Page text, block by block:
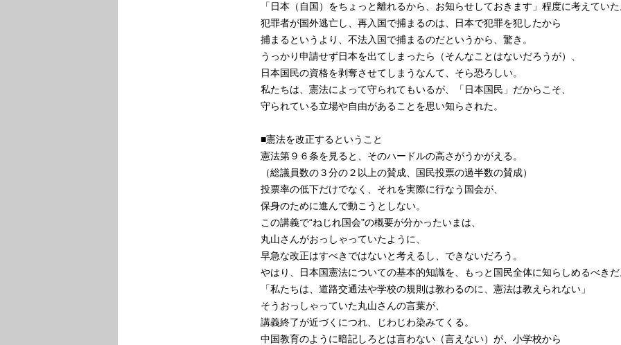
「日本（自国）をちょっと離れるから、お知らせしておきます」程度に考えてい
犯罪者が国外逃亡し、再入国で捕まるのは、日本で犯罪を犯したから
捕まるというより、不法入国で捕まるのだというから、驚き。
うっかり申請せず日本を出てしまったら（そんなことはないだろうが）、
日本国民の資格を剥奪させてしまうなんて、そら恐ろしい。
私たちは、憲法によって守られてもいるが、「日本国民」だからこそ、
守られている立場や自由があることを思い知らされた。
■憲法を改正するということ
憲法第９６条を見ると、そのハードルの高さがうかがえる。
（総議員数の３分の２以上の賛成、国民投票の過半数の賛成）
投票率の低下だけでなく、それを実際に行なう国会が、
保身のために進んで動こうとしない。
この講義で“ねじれ国会"の概要が分かったいまは、
丸山さんがおっしゃっていたように、
早急な改正はすべきではないと考えるし、できないだろう。
やはり、日本国憲法についての基本的知識を、もっと国民全体に知らしめるべき
「私たちは、道路交通法や学校の規則は教わるのに、憲法は教えられない」
そうおっしゃっていた丸山さんの言葉が、
講義終了が近づくにつれ、じわじわ染みてくる。
中国教育のように暗記しろとは言わない（言えない）が、小学校から